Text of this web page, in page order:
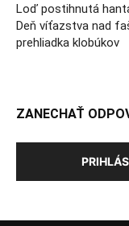
Loď postihnutá
Deň víťazstva nad
prehliadka klobúkov
ZANECHAŤ